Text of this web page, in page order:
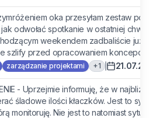
oka przesyłam zestaw
odwołać spotkanie w ostatniej
weekendem zadbaliście już
szlify przed opracowaniem koncepcji
zarządzanie projektami +1
- Uprzejmie informuję, że w
śladowe ilości kłaczków. Jest to
monitoruję. Nie jest to natomiast